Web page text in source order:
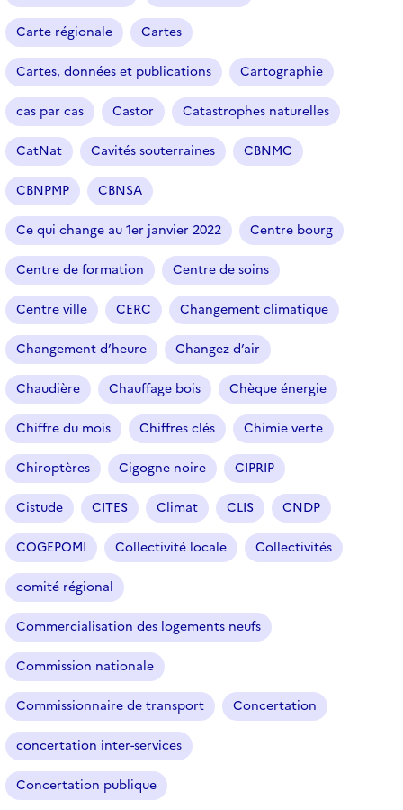
Carte régionale Cartes
Cartes, données et publications Cartographie
cas par cas Castor Catastrophes naturelles
CatNat Cavités souterraines CBNMC
CBNPMP CBNSA
Ce qui change au 1er janvier 2022 Centre bourg
Centre de formation Centre de soins
Centre ville CERC Changement climatique
Changement d’heure Changez d’air
Chaudière Chauffage bois Chèque énergie
Chiffre du mois Chiffres clés Chimie verte
Chiroptères Cigogne noire CIPRIP
Cistude CITES Climat CLIS CNDP
COGEPOMI Collectivité locale Collectivités
comité régional
Commercialisation des logements neufs
Commission nationale
Commissionnaire de transport Concertation
concertation inter-services
Concertation publique